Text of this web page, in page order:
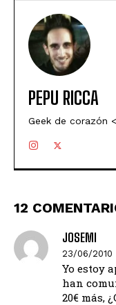
PEPU RICCA
Geek de corazón
12
JOSEMI
23/06/2010
Yo estoy
han
20€ más,